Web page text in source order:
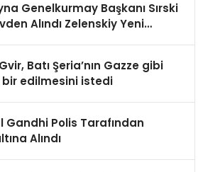
Genelkurmay Başkanı Sırski
Alındı Zelenskiy Yeni
Batı Şeria’nın Gazze gibi
bir edilmesini istedi
Gandhi Polis Tarafından
Alındı